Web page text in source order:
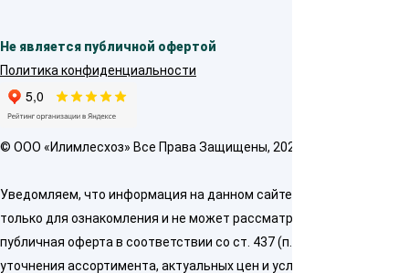
Не является публичной офертой
Политика конфиденциальности
© OOO «Илимлесхоз» Все Права Защищены, 2026
Уведомляем, что информация на данном сайте предназначена
только для ознакомления и не может рассматриваться как
публичная оферта в соответствии со ст. 437 (п. 2) ГК РФ. Для
уточнения ассортимента, актуальных цен и условий